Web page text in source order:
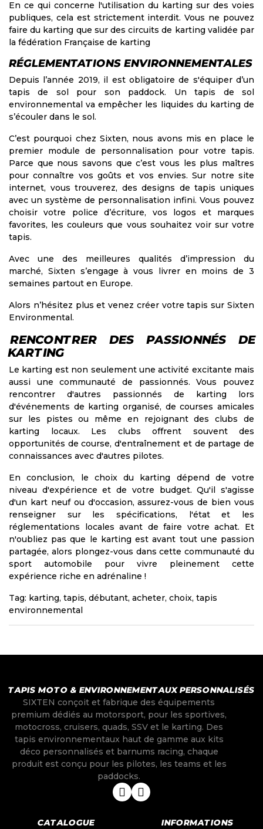
En ce qui concerne l'utilisation du karting sur des voies
publiques, cela est strictement interdit. Vous ne pouvez
faire du karting que sur des circuits de karting validée par
la fédération Française de karting
RÉGLEMENTATIONS ENVIRONNEMENTALES
Depuis l’année 2019, il est obligatoire de s'équiper d’un
tapis de sol pour son paddock. Un tapis de sol
environnemental va empêcher les liquides du karting de
s’écouler dans le sol.
C’est pourquoi chez Sixten, nous avons mis en place le
premier module de personnalisation pour votre tapis.
Parce que nous savons que c’est vous les plus maîtres
pour connaître vos goûts et vos envies. Sur notre site
internet, vous trouverez, des designs de tapis uniques
avec un système de personnalisation infini. Vous pouvez
choisir votre police d’écriture, vos logos et marques
favorites, les couleurs que vous souhaitez voir sur votre
tapis.
Avec une des meilleures qualités d’impression du
marché, Sixten s’engage à vous livrer en moins de 3
semaines partout en Europe.
Alors n’hésitez plus et venez créer votre tapis sur Sixten
Environmental.
RENCONTRER DES PASSIONNÉS DE
KARTING
Le karting est non seulement une activité excitante mais
aussi une communauté de passionnés. Vous pouvez
rencontrer d'autres passionnés de karting lors
d'événements de karting organisé, de courses amicales
sur les pistes ou même en rejoignant des clubs de
karting locaux. Les clubs offrent souvent des
opportunités de course, d'entraînement et de partage de
connaissances avec d'autres pilotes.
En conclusion, le choix du karting dépend de votre
niveau d'expérience et de votre budget. Qu'il s'agisse
d'un kart neuf ou d'occasion, assurez-vous de bien vous
renseigner sur les spécifications, l'état et les
réglementations locales avant de faire votre achat. Et
n'oubliez pas que le karting est avant tout une passion
partagée, alors plongez-vous dans cette communauté du
sport automobile pour vivre pleinement cette
expérience riche en adrénaline !
Tag: karting, tapis, débutant, acheter, choix, tapis
environnemental
TAPIS MOTO & ENVIRONNEMENTAUX PERSONNALISÉS
SIXTEN conçoit et fabrique des équipements
premium dédiés au motorsport, pour les sportives,
motocross, cruisers, quads, SSV et le karting. Des
tapis environnementaux haut de gamme aux kits
déco personnalisés et barnums racing, chaque
produit est conçu pour les pilotes, les teams et les
paddocks.
CATALOGUE INFORMATIONS